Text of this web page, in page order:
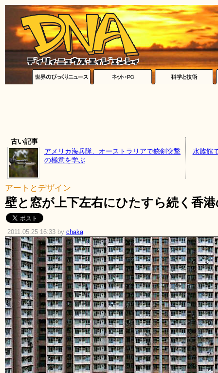
古い記事
アメリカ海兵隊、オーストラリアで銃剣突撃
の極意を学ぶ
水族館
アートとデザイン
壁と窓が上下左右にひたすら続く香
2011.05.25 16:33 by chaka